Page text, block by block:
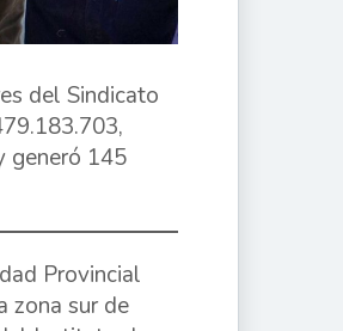
del Sindicato
generó 145
Provincial
zona sur de